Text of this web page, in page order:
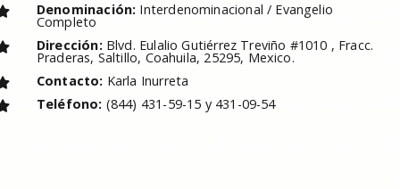
Denominación: Interdenominacional / Evangelio
Completo
Dirección: Blvd. Eulalio Gutiérrez Treviño #1010 , Fracc.
Praderas, Saltillo, Coahuila, 25295, Mexico.
Contacto: Karla Inurreta
Teléfono: (844) 431-59-15 y 431-09-54